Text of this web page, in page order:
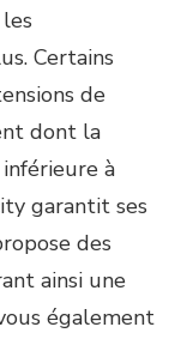
Certains
de
dont la
à
garantit ses
des
ainsi une
également